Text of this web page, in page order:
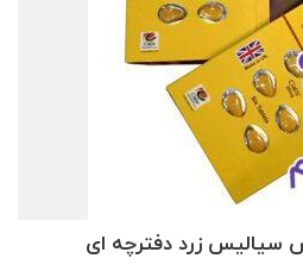
سیالیس زرد دفترچه ای